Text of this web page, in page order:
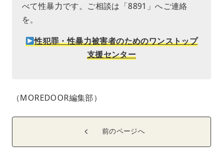
べて性暴力です。ご相談は「8891」へご連絡
を。
性犯罪・性暴力被害者のためのワンストップ
支援センター
（MOREDOOR編集部）
前のページへ